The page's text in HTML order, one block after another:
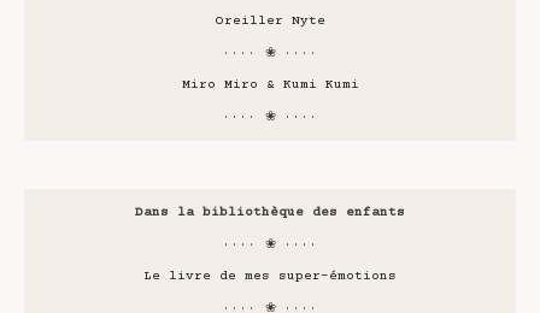
Oreiller Nyte
···· ❀ ····
Miro Miro & Kumi Kumi
···· ❀ ····
Dans la bibliothèque des enfants
···· ❀ ····
Le livre de mes super-émotions
···· ❀ ····